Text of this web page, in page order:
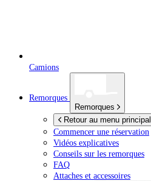
Camions
Remorques
Remorques
Retour au menu principal
Commencer une réservation
Vidéos explicatives
Conseils sur les remorques
FAQ
Attaches et accessoires